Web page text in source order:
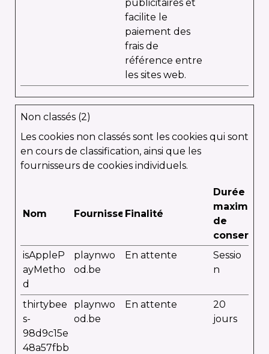
publicitaires et
facilite le
paiement des
frais de
référence entre
les sites web.
Non classés (2)
Les cookies non classés sont les cookies qui sont
en cours de classification, ainsi que les
fournisseurs de cookies individuels.
Nom FournisseurFinalité
Durée
maximale
de
isAppleP
ayMetho
d
playnwo
od.be
En attente
Sessio
n
thirtybee
s-
98d9c15e
48a57fbb
playnwo
od.be
En attente
20
jours